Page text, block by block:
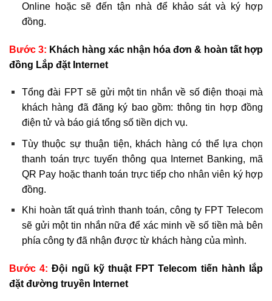
Online hoặc sẽ đến tận nhà để khảo sát và ký hợp
đồng.
Bước 3: Khách hàng xác nhận hóa đơn & hoàn tất hợp
đồng Lắp đặt Internet
Tổng đài FPT sẽ gửi một tin nhắn về số điện thoại mà
khách hàng đã đăng ký bao gồm: thông tin hợp đồng
điện tử và báo giá tổng số tiền dịch vụ.
Tùy thuộc sự thuận tiện, khách hàng có thể lựa chọn
thanh toán trực tuyến thông qua Internet Banking, mã
QR Pay hoặc thanh toán trực tiếp cho nhân viên ký hợp
đồng.
Khi hoàn tất quá trình thanh toán, công ty FPT Telecom
sẽ gửi một tin nhắn nữa để xác minh về số tiền mà bên
phía công ty đã nhận được từ khách hàng của mình.
Bước 4: Đội ngũ kỹ thuật FPT Telecom tiến hành lắp
đặt đường truyền Internet